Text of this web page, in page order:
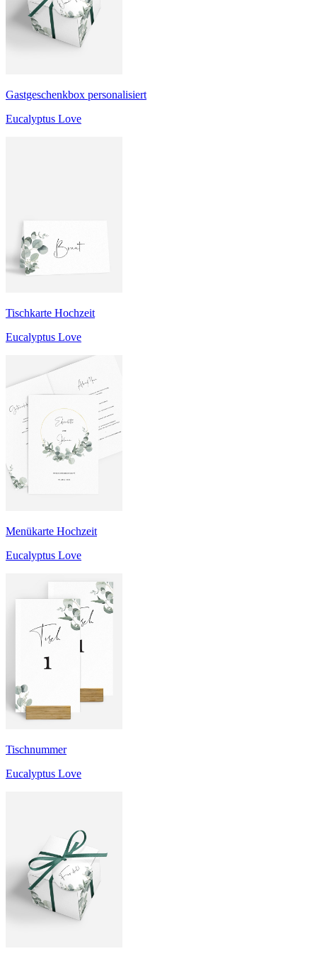
Gastgeschenkbox personalisiert
Eucalyptus Love
Tischkarte Hochzeit
Eucalyptus Love
Menükarte Hochzeit
Eucalyptus Love
Tischnummer
Eucalyptus Love